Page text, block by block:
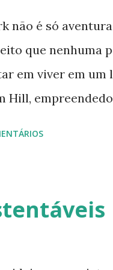
não é só
que nenhuma
em viver em um
Hill,
suas
Mesmo
sua